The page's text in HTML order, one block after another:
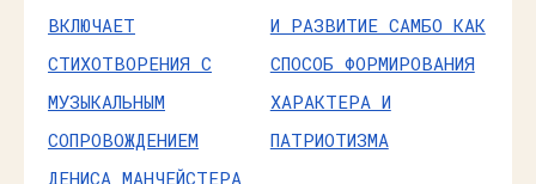
ВКЛЮЧАЕТ
СТИХОТВОРЕНИЯ С
МУЗЫКАЛЬНЫМ
СОПРОВОЖДЕНИЕМ
ДЕНИСА МАНЧЕЙСТЕРА
И РАЗВИТИЕ САМБО КАК
СПОСОБ ФОРМИРОВАНИЯ
ХАРАКТЕРА И
ПАТРИОТИЗМА